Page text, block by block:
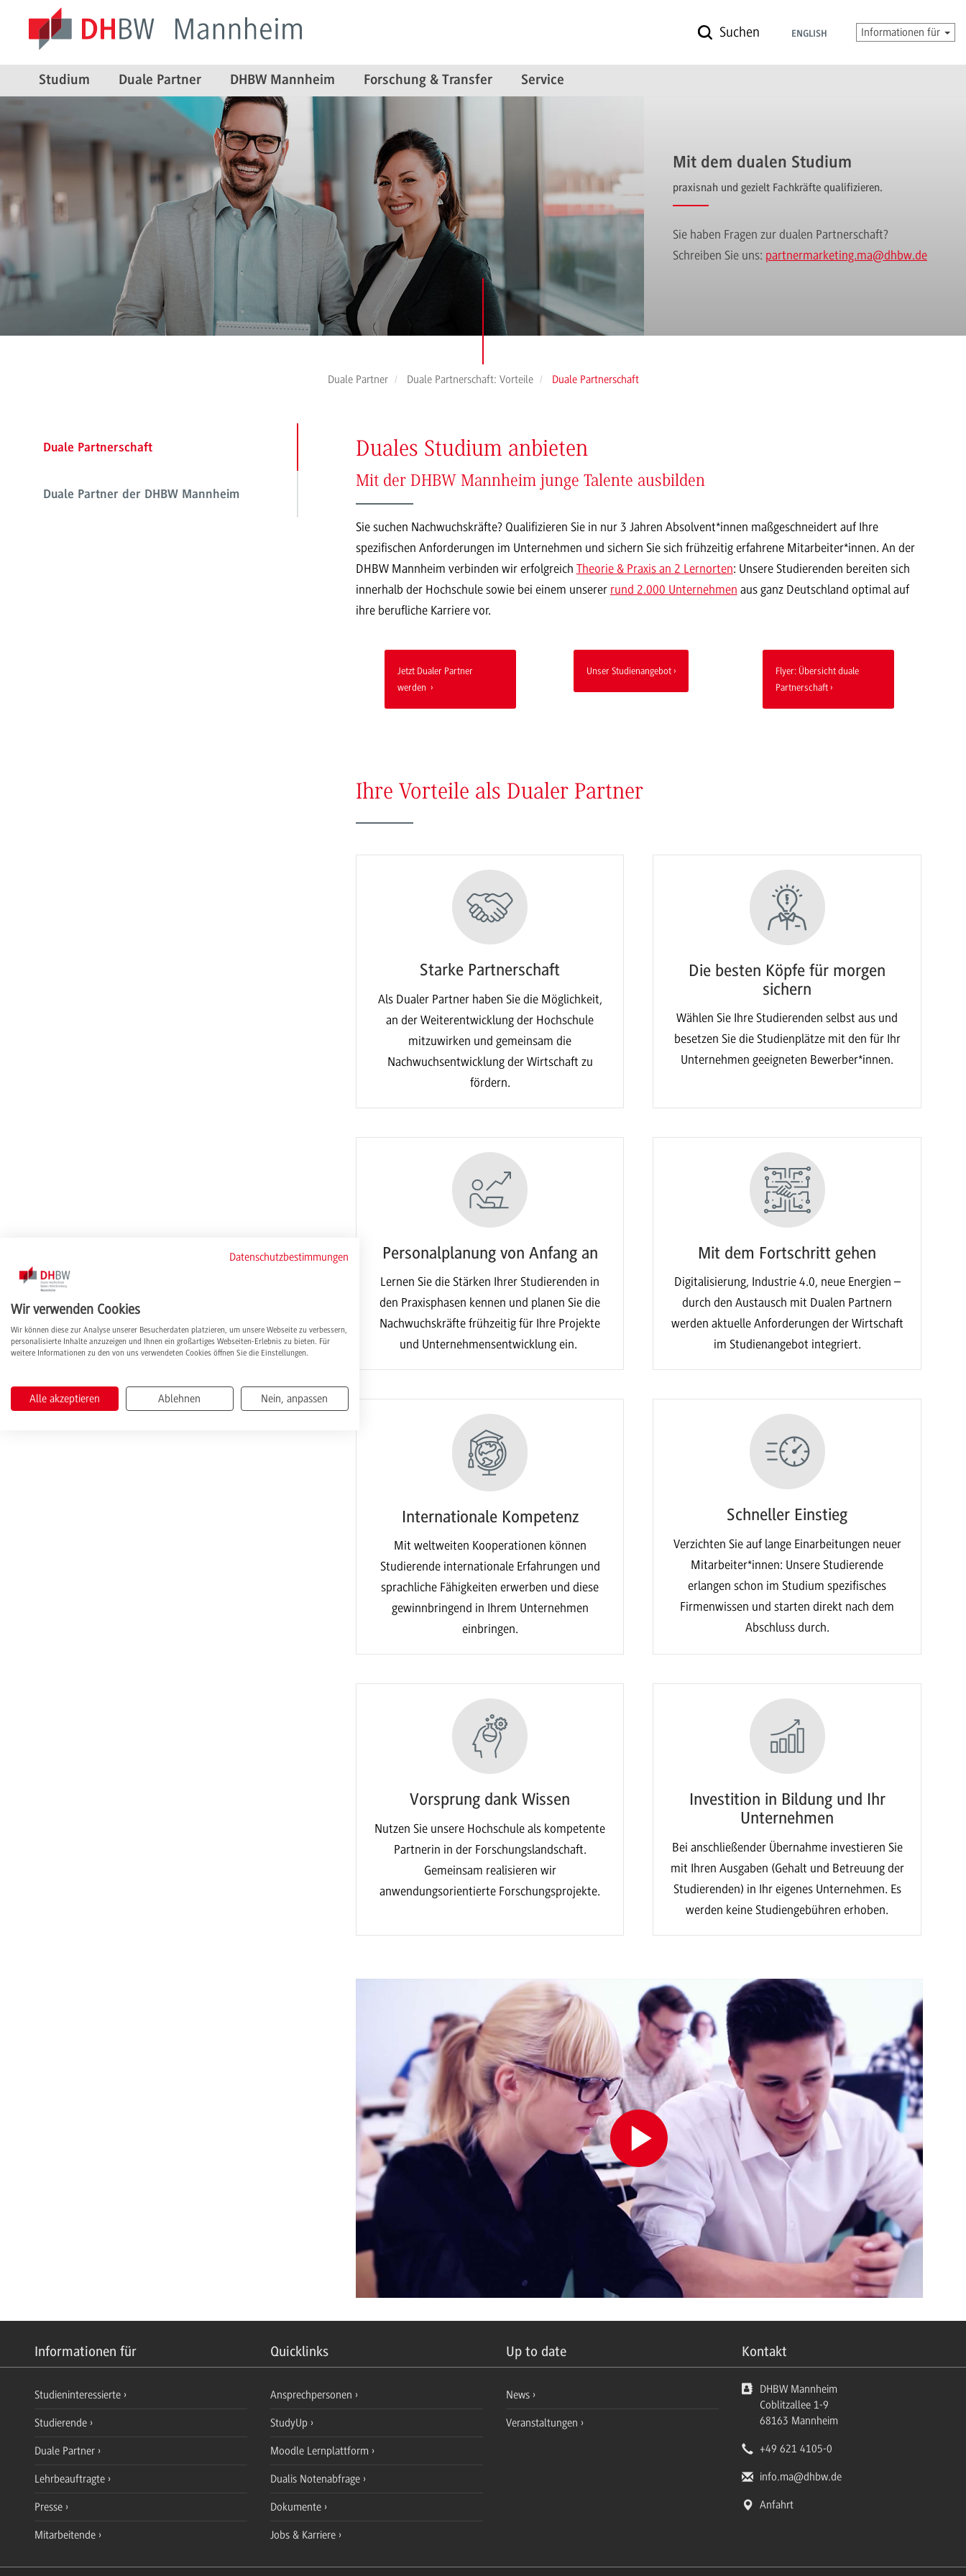
Suchen ENGLISH Informationen für
Studium Duale Partner DHBW Mannheim Forschung & Transfer Service
Mit dem dualen Studium
praxisnah und gezielt Fachkräfte qualifizieren.
Sie haben Fragen zur dualen Partnerschaft?
Schreiben Sie uns: partnermarketing.ma@dhbw.de
Duale Partner Duale Partnerschaft: Vorteile Duale Partnerschaft
Duale Partnerschaft
Duale Partner der DHBW Mannheim
Duales Studium anbieten
Mit der DHBW Mannheim junge Talente ausbilden
Sie suchen Nachwuchskräfte? Qualifizieren Sie in nur 3 Jahren Absolvent*innen maßgeschneidert auf Ihre
spezifischen Anforderungen im Unternehmen und sichern Sie sich frühzeitig erfahrene Mitarbeiter*innen. An der
DHBW Mannheim verbinden wir erfolgreich Theorie & Praxis an 2 Lernorten: Unsere Studierenden bereiten sich
innerhalb der Hochschule sowie bei einem unserer rund 2.000 Unternehmen aus ganz Deutschland optimal auf
ihre berufliche Karriere vor.
Jetzt Dualer Partner
werden
Unser Studienangebot
Flyer: Übersicht duale
Partnerschaft
Ihre Vorteile als Dualer Partner
Starke Partnerschaft
Als Dualer Partner haben Sie die Möglichkeit,
an der Weiterentwicklung der Hochschule
mitzuwirken und gemeinsam die
Nachwuchsentwicklung der Wirtschaft zu
fördern.
Die besten Köpfe für morgen
sichern
Wählen Sie Ihre Studierenden selbst aus und
besetzen Sie die Studienplätze mit den für Ihr
Unternehmen geeigneten Bewerber*innen.
Personalplanung von Anfang an
Lernen Sie die Stärken Ihrer Studierenden in
den Praxisphasen kennen und planen Sie die
Nachwuchskräfte frühzeitig für Ihre Projekte
und Unternehmensentwicklung ein.
Mit dem Fortschritt gehen
Digitalisierung, Industrie 4.0, neue Energien –
durch den Austausch mit Dualen Partnern
werden aktuelle Anforderungen der Wirtschaft
im Studienangebot integriert.
Internationale Kompetenz
Mit weltweiten Kooperationen können
Studierende internationale Erfahrungen und
sprachliche Fähigkeiten erwerben und diese
gewinnbringend in Ihrem Unternehmen
einbringen.
Schneller Einstieg
Verzichten Sie auf lange Einarbeitungen neuer
Mitarbeiter*innen: Unsere Studierende
erlangen schon im Studium spezifisches
Firmenwissen und starten direkt nach dem
Abschluss durch.
Vorsprung dank Wissen
Nutzen Sie unsere Hochschule als kompetente
Partnerin in der Forschungslandschaft.
Gemeinsam realisieren wir
anwendungsorientierte Forschungsprojekte.
Investition in Bildung und Ihr
Unternehmen
Bei anschließender Übernahme investieren Sie
mit Ihren Ausgaben (Gehalt und Betreuung der
Studierenden) in Ihr eigenes Unternehmen. Es
werden keine Studiengebühren erhoben.
Informationen für Quicklinks Up to date Kontakt
Studieninteressierte
Studierende
Duale Partner
Lehrbeauftragte
Presse
Mitarbeitende
Ansprechpersonen
StudyUp
Moodle Lernplattform
Dualis Notenabfrage
Dokumente
Jobs & Karriere
News
Veranstaltungen
DHBW Mannheim
Coblitzallee 1-9
68163 Mannheim
+49 621 4105-0
info.ma@dhbw.de
Anfahrt
Datenschutzbestimmungen
Wir verwenden Cookies
Wir können diese zur Analyse unserer Besucherdaten platzieren, um unsere Webseite zu verbessern,
personalisierte Inhalte anzuzeigen und Ihnen ein großartiges Webseiten-Erlebnis zu bieten. Für
weitere Informationen zu den von uns verwendeten Cookies öffnen Sie die Einstellungen.
Alle akzeptieren Ablehnen Nein, anpassen